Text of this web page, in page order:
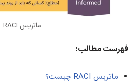
ماتریس RACI
فهرست مطالب:
ماتریس RACI چیست؟